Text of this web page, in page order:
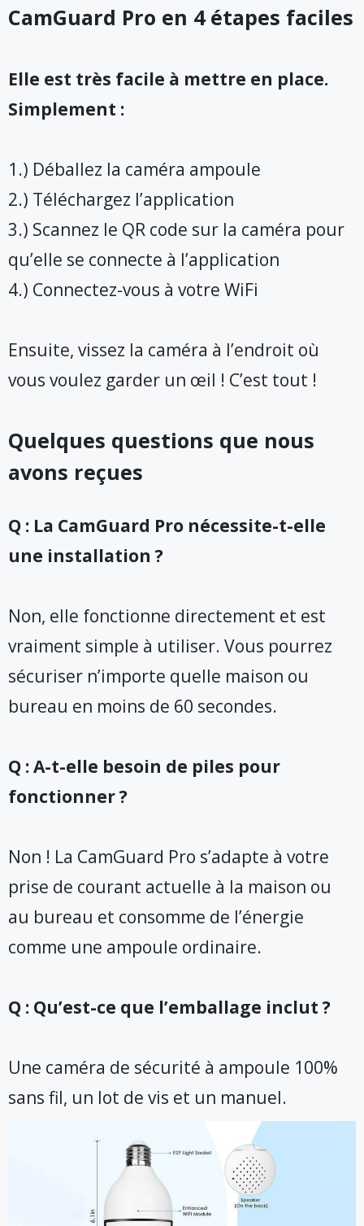
CamGuard Pro en 4 étapes faciles
Elle est très facile à mettre en place.
Simplement :
1.) Déballez la caméra ampoule
2.) Téléchargez l’application
3.) Scannez le QR code sur la caméra pour
qu’elle se connecte à l’application
4.) Connectez-vous à votre WiFi
Ensuite, vissez la caméra à l’endroit où
vous voulez garder un œil ! C’est tout !
Quelques questions que nous
avons reçues
Q : La CamGuard Pro nécessite-t-elle
une installation ?
Non, elle fonctionne directement et est
vraiment simple à utiliser. Vous pourrez
sécuriser n’importe quelle maison ou
bureau en moins de 60 secondes.
Q : A-t-elle besoin de piles pour
fonctionner ?
Non ! La CamGuard Pro s’adapte à votre
prise de courant actuelle à la maison ou
au bureau et consomme de l’énergie
comme une ampoule ordinaire.
Q : Qu’est-ce que l’emballage inclut ?
Une caméra de sécurité à ampoule 100%
sans fil, un lot de vis et un manuel.